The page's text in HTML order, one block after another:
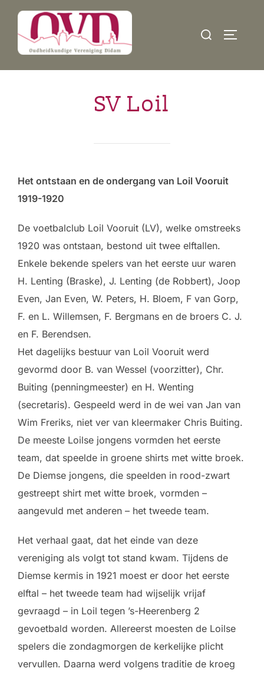
inhoud
Zoek
SV Loil
Het ontstaan en de ondergang van Loil Vooruit
1919-1920
De voetbalclub Loil Vooruit (LV), welke omstreeks
1920 was ontstaan, bestond uit twee elftallen.
Enkele bekende spelers van het eerste uur waren
H. Lenting (Braske), J. Lenting (de Robbert), Joop
Even, Jan Even, W. Peters, H. Bloem, F van Gorp,
F. en L. Willemsen, F. Bergmans en de broers C. J.
en F. Berendsen.
Het dagelijks bestuur van Loil Vooruit werd
gevormd door B. van Wessel (voorzitter), Chr.
Buiting (penningmeester) en H. Wenting
(secretaris). Gespeeld werd in de wei van Jan van
Wim Freriks, niet ver van kleermaker Chris Buiting.
De meeste Loilse jongens vormden het eerste
team, dat speelde in groene shirts met witte broek.
De Diemse jongens, die speelden in rood-zwart
gestreept shirt met witte broek, vormden –
aangevuld met anderen – het tweede team.
Het verhaal gaat, dat het einde van deze
vereniging als volgt tot stand kwam. Tijdens de
Diemse kermis in 1921 moest er door het eerste
elftal – het tweede team had wijselijk vrijaf
gevraagd – in Loil tegen ’s-Heerenberg 2
gevoetbald worden. Allereerst moesten de Loilse
spelers die zondagmorgen de kerkelijke plicht
vervullen. Daarna werd volgens traditie de kroeg